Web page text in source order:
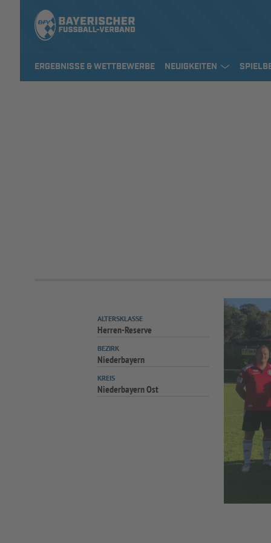
ERGEBNISSE & WETTBEWERBE NEUIGKEITEN
ALTERSKLASSE
Herren-Reserve
BEZIRK
Niederbayern
KREIS
Niederbayern Ost